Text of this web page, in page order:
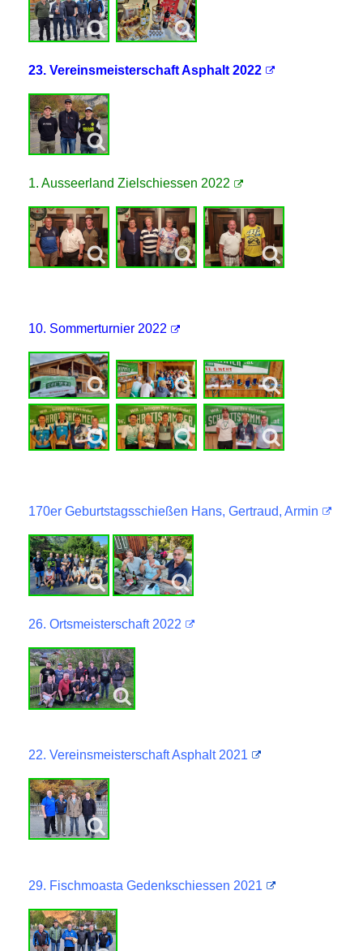
23. Vereinsmeisterschaft Asphalt 2022
1. Ausseerland Zielschiessen 2022
10. Sommerturnier 2022
170er Geburtstagsschießen Hans, Gertraud, Armin
26. Ortsmeisterschaft 2022
22. Vereinsmeisterschaft Asphalt 2021
29. Fischmoasta Gedenkschiessen 2021